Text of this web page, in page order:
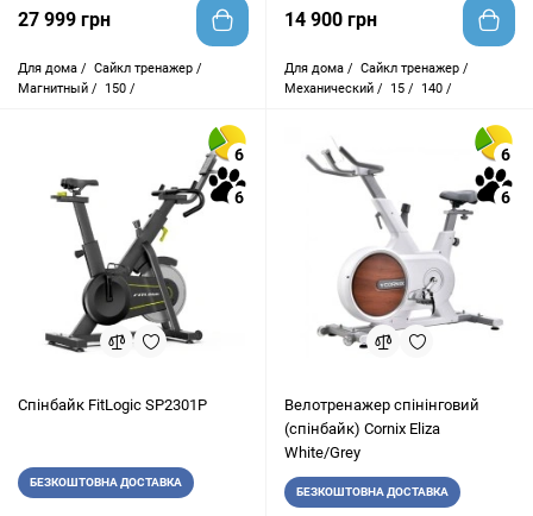
27 999 грн
Для дома / Сайкл тренажер /
Магнитный /
150 /
14 900 грн
Для дома / Сайкл тренажер /
Механический /
15 / 140 /
6
6
Спінбайк FitLogic SP2301P
БЕЗКОШТОВНА ДОСТАВКА
6
6
Велотренажер спінінговий
(спінбайк) Cornix Eliza
White/Grey
БЕЗКОШТОВНА ДОСТАВКА